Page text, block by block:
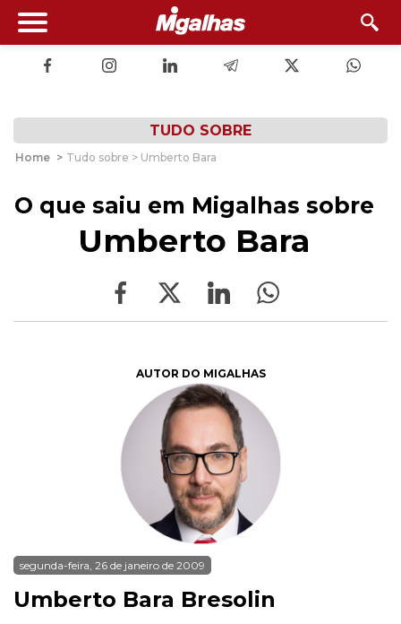
TUDO SOBRE
Home > Tudo sobre > Umberto Bara
O que saiu em Migalhas sobre
Umberto Bara
AUTOR DO MIGALHAS
segunda-feira, 26 de janeiro de 2009
Umberto Bara Bresolin